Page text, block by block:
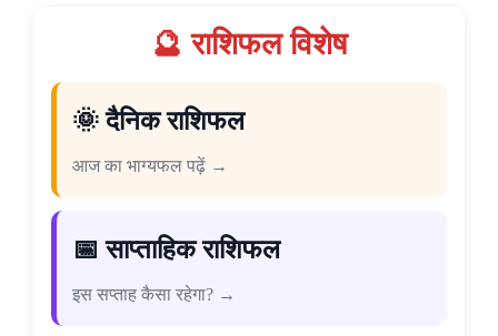
🔮 राशिफल विशेष
🌞 दैनिक राशिफल
आज का भाग्यफल पढ़ें →
📅 साप्ताहिक राशिफल
इस सप्ताह कैसा रहेगा? →